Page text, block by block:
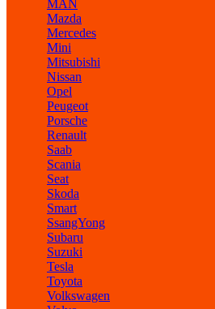
MAN
Mazda
Mercedes
Mini
Mitsubishi
Nissan
Opel
Peugeot
Porsche
Renault
Saab
Scania
Seat
Skoda
Smart
SsangYong
Subaru
Suzuki
Tesla
Toyota
Volkswagen